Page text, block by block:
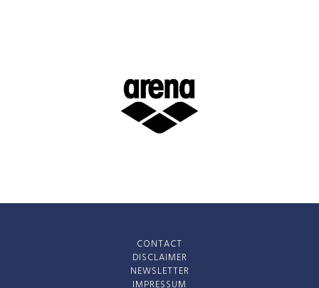
CONTACT
DISCLAIMER
NEWSLETTER
IMPRESSUM